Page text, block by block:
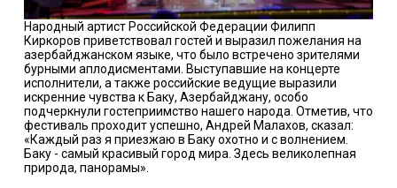
Народный артист Российской Федерации Филипп
Киркоров приветствовал гостей и выразил пожелания на
азербайджанском языке, что было встречено зрителями
бурными аплодисментами. Выступавшие на концерте
исполнители, а также российские ведущие выразили
искренние чувства к Баку, Азербайджану, особо
подчеркнули гостеприимство нашего народа. Отметив, что
фестиваль проходит успешно, Андрей Малахов, сказал:
«Каждый раз я приезжаю в Баку охотно и с волнением.
Баку - самый красивый город мира. Здесь великолепная
природа, панорамы».